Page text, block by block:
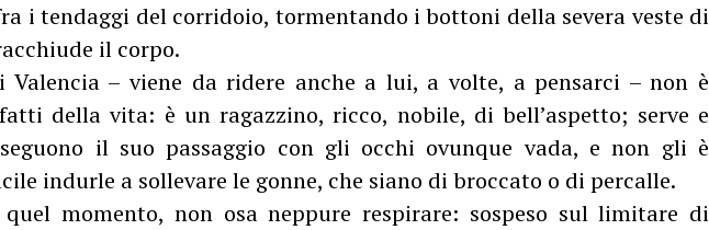
i tendaggi del corridoio, tormentando i bottoni della severa veste di
il corpo.
Valencia – viene da ridere anche a lui, a volte, a pensarci – non è
della vita: è un ragazzino, ricco, nobile, di bell’aspetto; serve e
il suo passaggio con gli occhi ovunque vada, e non gli è
indurle a sollevare le gonne, che siano di broccato o di percalle.
momento, non osa neppure respirare: sospeso sul limitare di